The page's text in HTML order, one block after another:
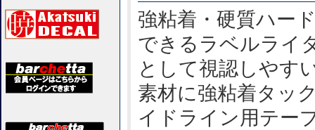
強粘着・硬質ハー
できるラベルライ
として視認しやす
素材に強粘着タッ
イドライン用テー